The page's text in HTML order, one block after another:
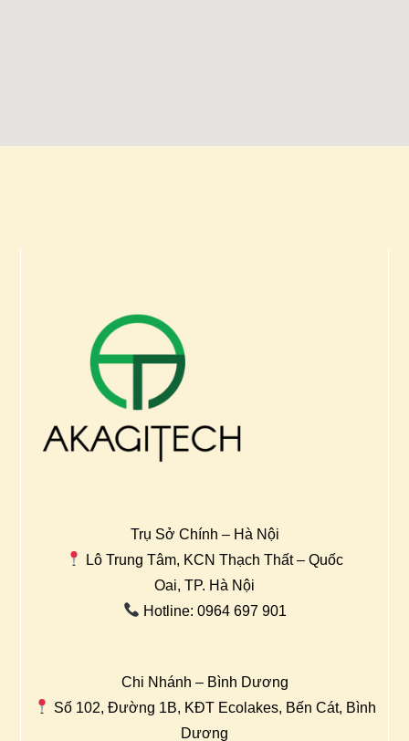
Trụ Sở Chính – Hà Nội
Lô Trung Tâm, KCN Thạch Thất – Quốc
Oai, TP. Hà Nội
Hotline: 0964 697 901
Chi Nhánh – Bình Dương
Số 102, Đường 1B, KĐT Ecolakes, Bến Cát, Bình
Dương